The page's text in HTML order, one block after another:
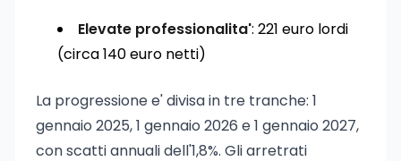
Elevate professionalita': 221 euro lordi
(circa 140 euro netti)
La progressione e' divisa in tre tranche: 1
gennaio 2025, 1 gennaio 2026 e 1 gennaio 2027,
con scatti annuali dell'1,8%. Gli arretrati